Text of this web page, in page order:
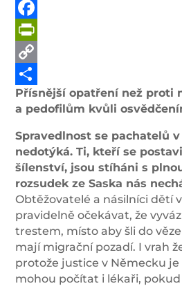
Messenger
Facebook
PrintFriendly
Copy
Link
Share
Přísnější opatření než proti
a pedofilům kvůli
Spravedlnost se pachatelů
nedotýká. Ti, kteří se
šílenství, jsou stíháni s
rozsudek ze Saska nás
Obtěžovatelé a násilníci dětí
pravidelně očekávat, že
trestem, místo aby šli do
mají migrační pozadí. I vrah
protože justice v Německu
mohou počítat i lékaři,